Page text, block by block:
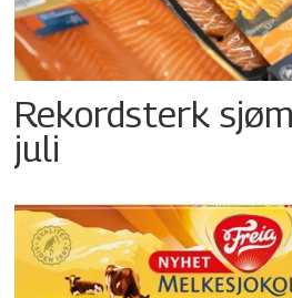
Rekordsterk
juli